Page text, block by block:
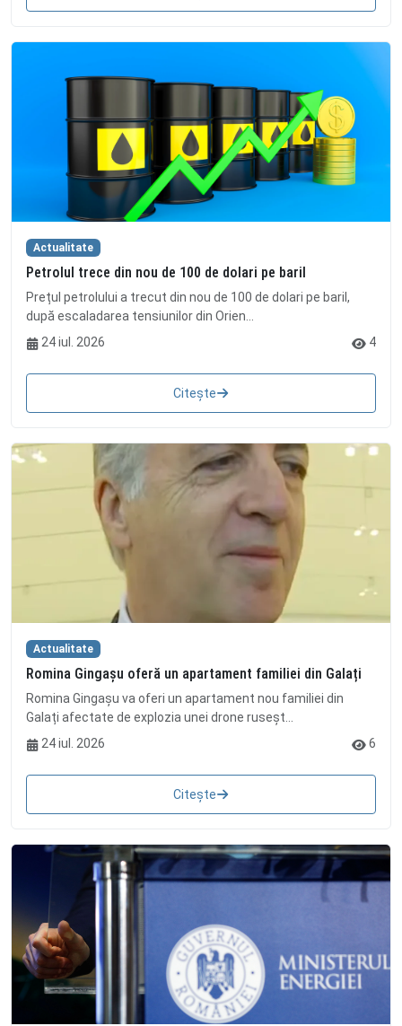
Actualitate
Petrolul trece din nou de 100 de dolari pe baril
Prețul petrolului a trecut din nou de 100 de dolari pe baril,
după escaladarea tensiunilor din Orien...
24 iul. 2026
4
Citește
Actualitate
Romina Gingașu oferă un apartament familiei din Galați
Romina Gingașu va oferi un apartament nou familiei din
Galați afectate de explozia unei drone ruseșt...
24 iul. 2026
6
Citește